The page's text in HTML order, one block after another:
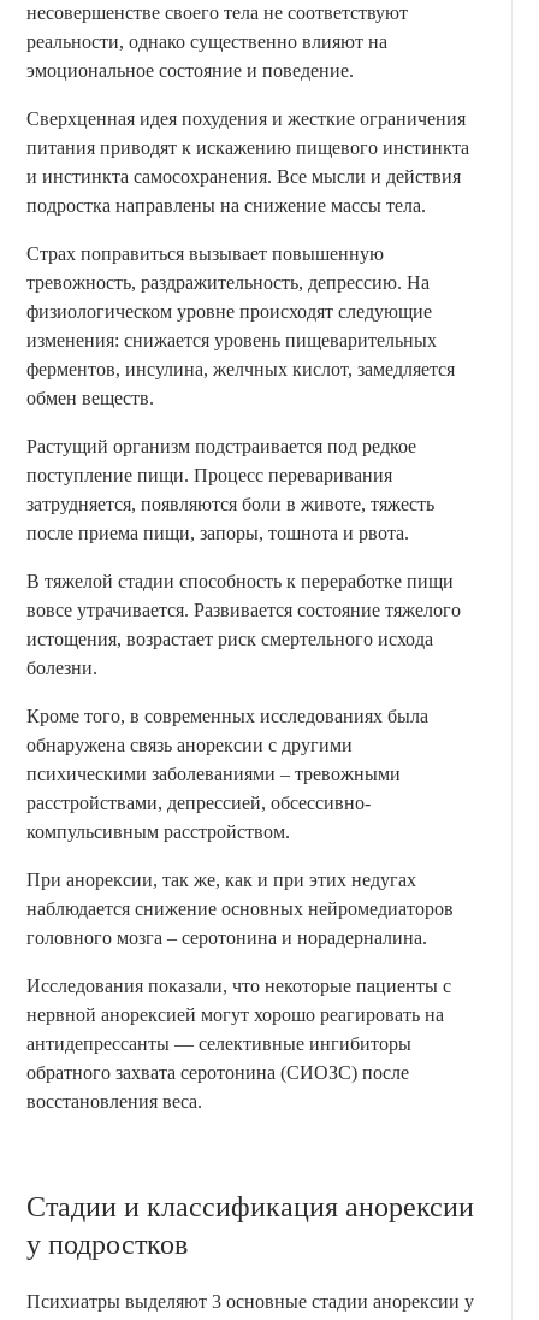
несовершенстве своего тела не соответствуют
реальности, однако существенно влияют на
эмоциональное состояние и поведение.
Сверхценная идея похудения и жесткие ограничения
питания приводят к искажению пищевого инстинкта
и инстинкта самосохранения. Все мысли и действия
подростка направлены на снижение массы тела.
Страх поправиться вызывает повышенную
тревожность, раздражительность, депрессию. На
физиологическом уровне происходят следующие
изменения: снижается уровень пищеварительных
ферментов, инсулина, желчных кислот, замедляется
обмен веществ.
Растущий организм подстраивается под редкое
поступление пищи. Процесс переваривания
затрудняется, появляются боли в животе, тяжесть
после приема пищи, запоры, тошнота и рвота.
В тяжелой стадии способность к переработке пищи
вовсе утрачивается. Развивается состояние тяжелого
истощения, возрастает риск смертельного исхода
болезни.
Кроме того, в современных исследованиях была
обнаружена связь анорексии с другими
психическими заболеваниями – тревожными
расстройствами, депрессией, обсессивно-
компульсивным расстройством.
При анорексии, так же, как и при этих недугах
наблюдается снижение основных нейромедиаторов
головного мозга – серотонина и норадерналина.
Исследования показали, что некоторые пациенты с
нервной анорексией могут хорошо реагировать на
антидепрессанты — селективные ингибиторы
обратного захвата серотонина (СИОЗС) после
восстановления веса.
Стадии и классификация анорексии
у подростков
Психиатры выделяют 3 основные стадии анорексии у